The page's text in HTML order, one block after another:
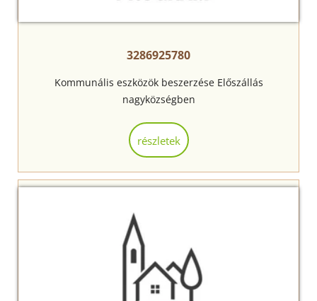
3286925780
Kommunális eszközök beszerzése Előszállás
nagyközségben
részletek